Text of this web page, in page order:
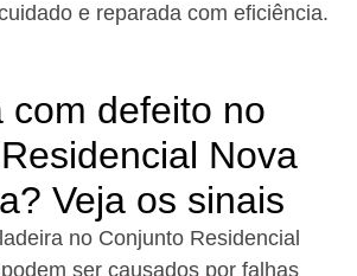
e reparada com eficiência.
com defeito no
Nova
Veja os sinais
no Conjunto Residencial
ser causados por falhas